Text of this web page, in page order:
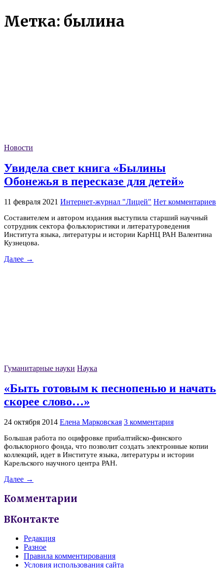
Метка: былина
Новости
Увидела свет книга «Былины
Обонежья в пересказе для детей»
11 февраля 2021 Интернет-журнал "Лицей" Нет комментариев
Составителем и автором издания выступила старший научный
сотрудник сектора фольклористики и литературоведения
Института языка, литературы и истории КарНЦ РАН Валентина
Кузнецова.
Далее →
Гуманитарные науки Наука
«Быть готовым к песнопенью и начать
скорее слово…»
24 октября 2014 Елена Марковская 3 комментария
Большая работа по оцифровке прибалтийско-финского
фольклорного фонда, что позволит создать электронные копии
коллекций, идет в Институте языка, литературы и истории
Карельского научного центра РАН.
Далее →
Комментарии
ВКонтакте
Редакция
Разное
Правила комментирования
Условия использования сайта